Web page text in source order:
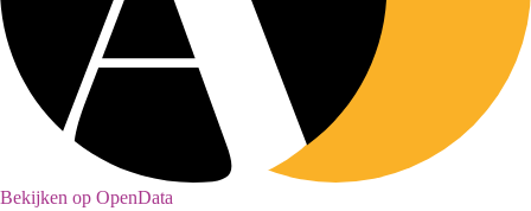
Bekijken op OpenData